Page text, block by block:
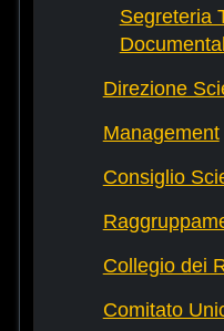
Segreteria
Direzione
Management
Consiglio
Collegio dei
Comitato